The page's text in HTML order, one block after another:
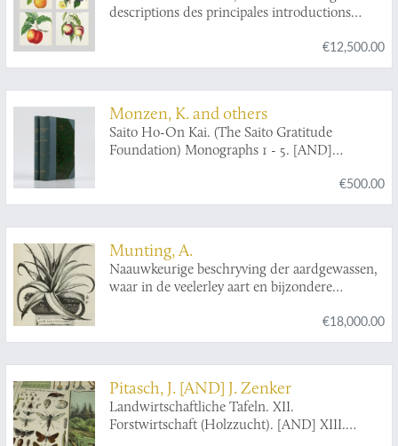
descriptions des principales introductions
l’année 1851. [Royal dedication copy].€12,500.00
Monzen, K. and others
Saito Ho-On Kai. (The Saito Gratitude
Foundation) Monographs 1 - 5. [AND]
€500.00
Munting, A.
Naauwkeurige beschryving der aardgewassen,
waar in de veelerley aart en bijzondere
bloemen, met haare vrugten, zaden, wortelen
en bollen, neevens derzelver waare voort-
en eigen ondervinding, in drie onderscheide
boeken, naauwkeuriglijk beschreeven worden;
foor den heer Abraham Munting, In zijn
€18,000.00
Pitasch, J. [AND] J. Zenker
Landwirtschaftliche Tafeln. XII.
Forstwirtschaft (Holzzucht). [AND] XIII.